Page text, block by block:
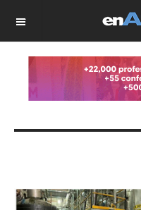
OFF CANVAS